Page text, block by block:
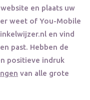
en plaats uw
weet of You-Mobile
en vind
past. Hebben de
positieve indruk
van alle grote